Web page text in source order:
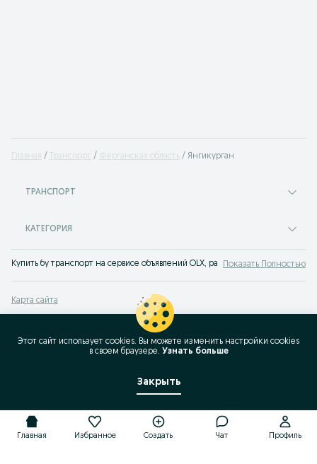
Главная Транспорт Ферганская область Янгикурган
ТРАНСПОРТ
КАТЕГОРИЯ
Купить бу транспорт на сервисе объявлений OLX, раньше TorgПоказать Полностью
Карта сайта
Карта бизнес-страницы
Популярные запросы
Главная Избранное Создать Чат Профиль
Этот сайт использует cookies. Вы можете изменить настройки cookies
в своeм браузере. Узнать больше
Закрыть